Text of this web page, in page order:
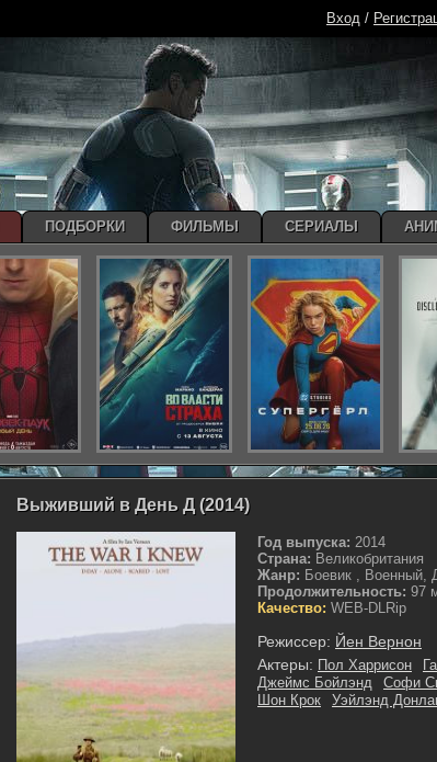
Выживший в День Д (2014)
Год выпуска: 2014
Страна: Великобритания
Жанр: Боевик , Военный,
Продолжительность: 97
Качество: WEB-DLRip
Режиссер: Йен Вернон
Актеры: Пол Харрисон
Джеймс Бойлэнд
Софи
Шон Крок
Уэйлэнд
Вход /
ПОДБОРКИ ФИЛЬМЫ СЕРИАЛЫ